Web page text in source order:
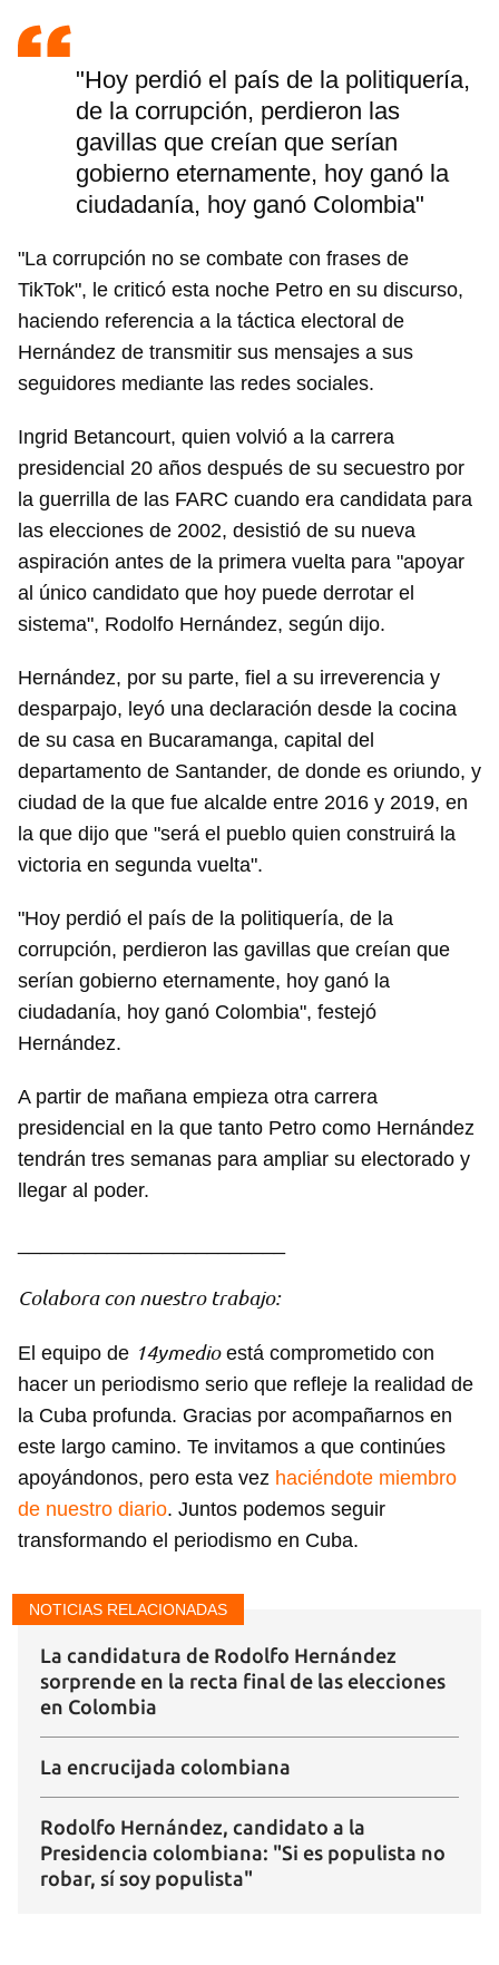
Guardar como favorito
iniciar sesión con tu cuenta de 14ymedio.
INICIAR SESIÓN CANCELAR
"Hoy perdió el país de la politiquería,
de la corrupción, perdieron las
gavillas que creían que serían
gobierno eternamente, hoy ganó la
ciudadanía, hoy ganó Colombia"
"La corrupción no se combate con frases de
TikTok", le criticó esta noche Petro en su discurso,
haciendo referencia a la táctica electoral de
Hernández de transmitir sus mensajes a sus
seguidores mediante las redes sociales.
Ingrid Betancourt, quien volvió a la carrera
presidencial 20 años después de su secuestro por
la guerrilla de las FARC cuando era candidata para
las elecciones de 2002, desistió de su nueva
aspiración antes de la primera vuelta para "apoyar
al único candidato que hoy puede derrotar el
sistema", Rodolfo Hernández, según dijo.
Hernández, por su parte, fiel a su irreverencia y
desparpajo, leyó una declaración desde la cocina
de su casa en Bucaramanga, capital del
departamento de Santander, de donde es oriundo, y
ciudad de la que fue alcalde entre 2016 y 2019, en
la que dijo que "será el pueblo quien construirá la
victoria en segunda vuelta".
"Hoy perdió el país de la politiquería, de la
corrupción, perdieron las gavillas que creían que
serían gobierno eternamente, hoy ganó la
ciudadanía, hoy ganó Colombia", festejó
Hernández.
A partir de mañana empieza otra carrera
presidencial en la que tanto Petro como Hernández
tendrán tres semanas para ampliar su electorado y
llegar al poder.
Colabora con nuestro trabajo:
El equipo de 14ymedioestá comprometido con
hacer un periodismo serio que refleje la realidad de
la Cuba profunda. Gracias por acompañarnos en
este largo camino. Te invitamos a que continúes
apoyándonos, pero esta vez haciéndote miembro
de nuestro diario. Juntos podemos seguir
transformando el periodismo en Cuba.
NOTICIAS RELACIONADAS
La candidatura de Rodolfo Hernández
sorprende en la recta final de las elecciones
en Colombia
La encrucijada colombiana
Rodolfo Hernández, candidato a la
Presidencia colombiana: "Si es populista no
robar, sí soy populista"